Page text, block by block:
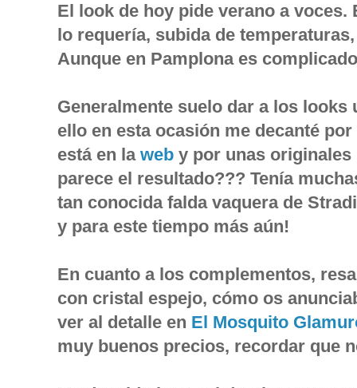
El look de hoy pide verano a
lo requería, subida de
Aunque en Pamplona es
Generalmente suelo dar a los
ello en esta ocasión me decanté
está en la web y por unas originales
parece el resultado??? Tenía
tan conocida falda vaquera de
y para este tiempo más aún!
En cuanto a los complementos,
con cristal espejo, cómo os
ver al detalle en El Mosquito
muy buenos precios, recordar que